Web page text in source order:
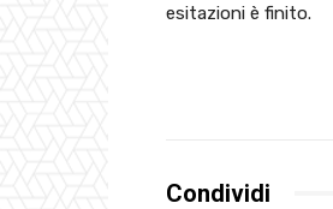
esitazioni è finito.
Condividi